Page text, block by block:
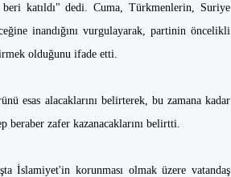
beri katıldı" dedi. Cuma, Türkmenlerin, Suriye
inandığını vurgulayarak, partinin öncelikli
olduğunu ifade etti.
esas alacaklarını belirterek, bu zamana kadar
zafer kazanacaklarını belirtti.
İslamiyet'in korunması olmak üzere vatandaş